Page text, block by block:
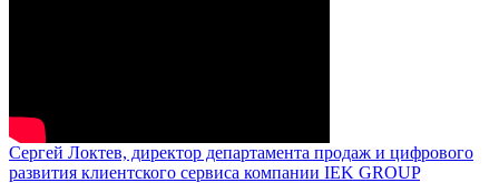
Сергей Локтев, директор департамента продаж и цифрового
развития клиентского сервиса компании IEK GROUP